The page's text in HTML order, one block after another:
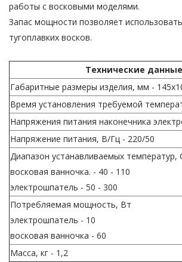
работы с восковыми моделями.
Запас мощности позволяет
тугоплавких восков.
Технические данные
Габаритные размеры изделия, мм -
Время установления требуемой
Напряжения питания наконечника
Напряжение питания, В/Гц - 220/50
Диапазон устанавливаемых температур,
восковая ванночка. - 40 - 110
электрошпатель - 50 - 300
Потребляемая мощность, Вт
электрошпатель - 10
восковая ванночка - 60
Масса, кг - 1,2